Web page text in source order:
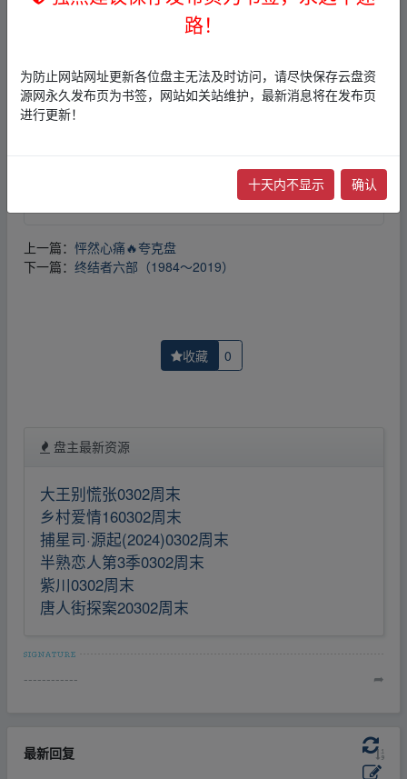
1，本站所有内容均为站内网盘爱好者分享发布的网盘链接
者文责自负。
3，本文内所有链接指向的云盘网盘资源，其版权归版权方
所有！其实际管理权为帖子发布者所有，本站无法操作相
进行投诉，我们将在确认本文链接指向的资源存
在侵权后，立即删除相关介绍帖子！
上一篇： 怦然心痛🔥夸克盘
下一篇： 终结者六部（1984～2019）
收藏 0
盘主最新资源
大王别慌张0302周末
乡村爱情160302周末
捕星司·源起(2024)0302周末
半熟恋人第3季0302周末
紫川0302周末
唐人街探案20302周末
------------ ➦
最新回复
路！
为防止网站网址更新各位盘主无法及时访问，请尽快保存云盘资
源网永久发布页为书签，网站如关站维护，最新消息将在发布页
进行更新！
十天内不显示 确认